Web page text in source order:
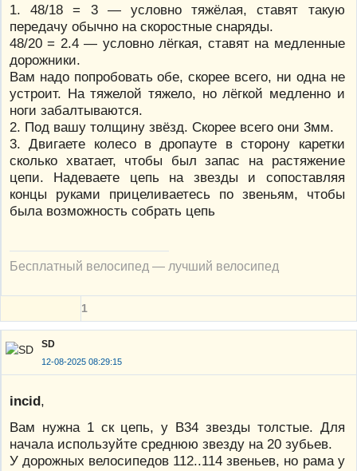
1. 48/18 = 3 — условно тяжёлая, ставят такую
передачу обычно на скоростные снаряды.
48/20 = 2.4 — условно лёгкая, ставят на медленные
дорожники.
Вам надо попробовать обе, скорее всего, ни одна не
устроит. На тяжелой тяжело, но лёгкой медленно и
ноги забалтываются.
2. Под вашу толщину звёзд. Скорее всего они 3мм.
3. Двигаете колесо в дропауте в сторону каретки
сколько хватает, чтобы был запас на растяжение
цепи. Надеваете цепь на звезды и сопоставляя
концы руками прицеливаетесь по звеньям, чтобы
была возможность собрать цепь
Бесплатный велосипед — лучший велосипед
1
SD
12-08-2025 08:29:15
incid,
Вам нужна 1 ск цепь, у В34 звезды толстые. Для
начала используйте среднюю звезду на 20 зубьев.
У дорожных велосипедов 112..114 звеньев, но рама у